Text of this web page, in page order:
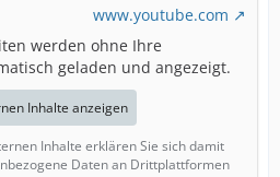
www.youtube.com
werden ohne Ihre
geladen und angezeigt.
Inhalte anzeigen
Inhalte erklären Sie sich damit
Daten an Drittplattformen